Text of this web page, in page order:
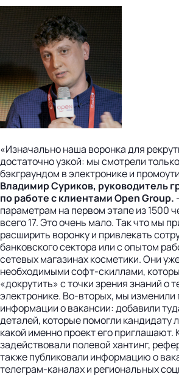
«Изначально наша воронка для
достаточно узкой: мы смотрели
бэкграундом в электронике и
Владимир Суриков, руководитель
по работе с клиентами Open Group.
параметрам на первом этапе из 1500
всего 17. Это очень мало. Так что мы
расширить воронку и привлекать
банковского сектора или с опытом
сетевых магазинах косметики. Они
необходимыми софт-скиллами,
«докрутить» с точки зрения знаний о
электронике. Во-вторых, мы изменили
информации о вакансии: добавили
деталей, которые помогли кандидату
какой именно проект его приглашают.
задействовали полевой хантинг,
также публиковали информацию о
телеграм-каналах и региональных